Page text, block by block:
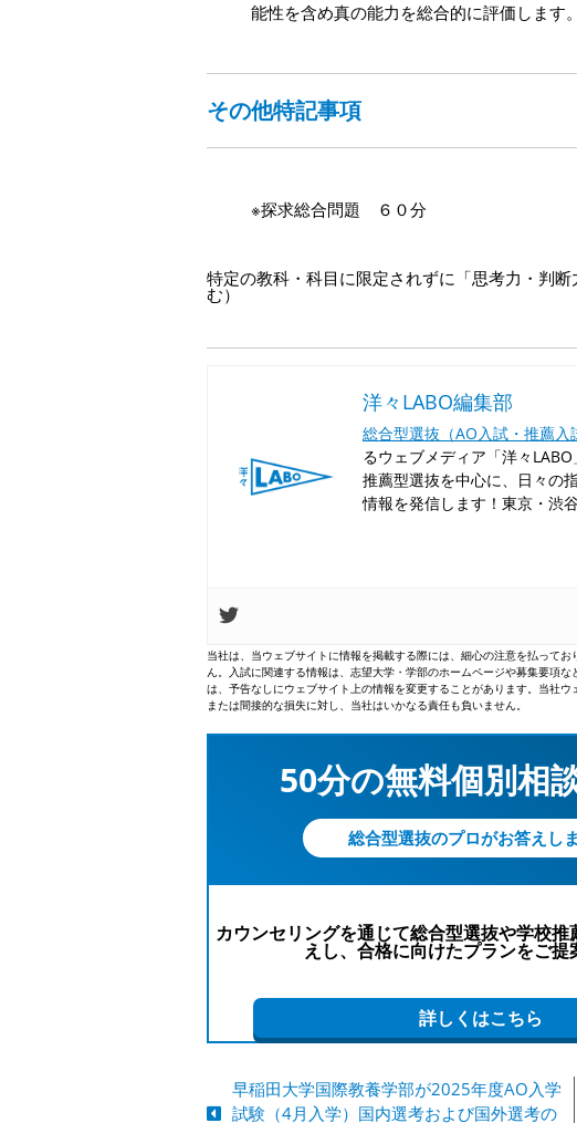
能性を含め真の能力を総合的に評価します。
その他特記事項
※探求総合問題 ６０分
特定の教科・科目に限定されずに「思考力・判
む）
洋々LABO編集部
総合型選抜（AO入試・推薦
るウェブメディア「洋々
推薦型選抜を中心に、日々の
情報を発信します！東京・渋
当社は、当ウェブサイトに情報を掲載する際には、細心の注意を払って
ん。入試に関連する情報は、志望大学・学部のホームページや募集要項
は、予告なしにウェブサイト上の情報を変更することがあります。当社
または間接的な損失に対し、当社はいかなる責任も負いません。
50分の無料個別相
総合型選抜のプロがお答えし
カウンセリングを通じて総合型選抜や学校
えし、合格に向けたプランをご提
詳しくはこちら
早稲田大学国際教養学部が2025年度AO入学
試験（4月入学）国内選考および国外選考の